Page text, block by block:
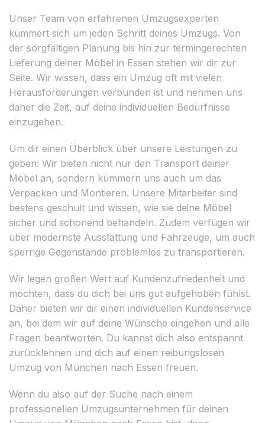
Unser Team von erfahrenen Umzugsexperten
kümmert sich um jeden Schritt deines Umzugs. Von
der sorgfältigen Planung bis hin zur termingerechten
Lieferung deiner Möbel in Essen stehen wir dir zur
Seite. Wir wissen, dass ein Umzug oft mit vielen
Herausforderungen verbunden ist und nehmen uns
daher die Zeit, auf deine individuellen Bedürfnisse
einzugehen.
Um dir einen Überblick über unsere Leistungen zu
geben: Wir bieten nicht nur den Transport deiner
Möbel an, sondern kümmern uns auch um das
Verpacken und Montieren. Unsere Mitarbeiter sind
bestens geschult und wissen, wie sie deine Möbel
sicher und schonend behandeln. Zudem verfügen wir
über modernste Ausstattung und Fahrzeuge, um auch
sperrige Gegenstände problemlos zu transportieren.
Wir legen großen Wert auf Kundenzufriedenheit und
möchten, dass du dich bei uns gut aufgehoben fühlst.
Daher bieten wir dir einen individuellen Kundenservice
an, bei dem wir auf deine Wünsche eingehen und alle
Fragen beantworten. Du kannst dich also entspannt
zurücklehnen und dich auf einen reibungslosen
Umzug von München nach Essen freuen.
Wenn du also auf der Suche nach einem
professionellen Umzugsunternehmen für deinen